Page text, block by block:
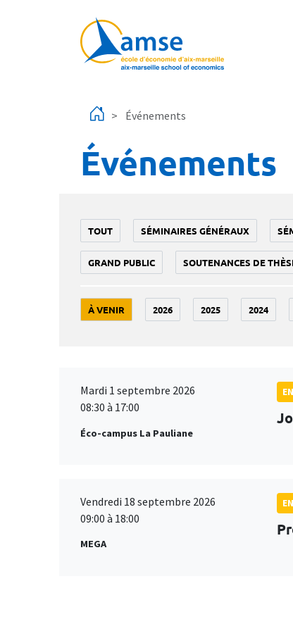
Événements
Événements
TOUT SÉMINAIRES GÉNÉRAUX
GRAND PUBLIC SOUTENANCES DE
À VENIR 2026 2025 2024
Mardi 1 septembre 2026
08:30 à 17:00
Éco-campus La Pauliane
Vendredi 18 septembre 2026
09:00 à 18:00
MEGA